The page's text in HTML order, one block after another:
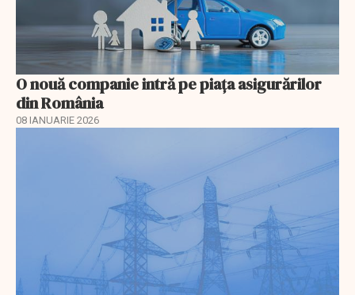
O nouă companie intră pe piața asigurărilor
din România
08 IANUARIE 2026